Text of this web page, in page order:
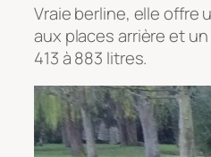
Vraie berline, elle offre
aux places arrière et
413 à 883 litres.